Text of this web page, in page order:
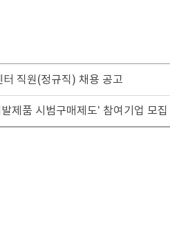
직원(정규직) 채용 공고
제품 시범구매제도’ 참여기업 모집